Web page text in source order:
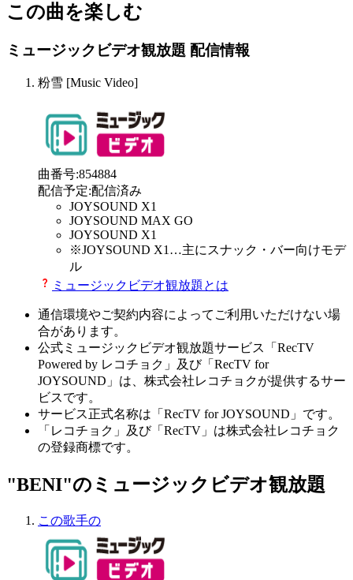
この曲を楽しむ
ミュージックビデオ観放題 配信情報
粉雪 [Music Video]
曲番号:854884
配信予定:配信済み
JOYSOUND X1
JOYSOUND MAX GO
JOYSOUND X1
※JOYSOUND X1 …主にスナック・バー向けモデ
ル
ミュージックビデオ観放題とは
通信環境やご契約内容によってご利用いただけない場
合があります。
公式ミュージックビデオ観放題サービス「RecTV
Powered by レコチョク」及び「RecTV for
JOYSOUND」は、株式会社レコチョクが提供するサー
ビスです。
サービス正式名称は「RecTV for JOYSOUND」です。
「レコチョク」及び「RecTV」は株式会社レコチョク
の登録商標です。
"BENI"のミュージックビデオ観放題
この歌手の